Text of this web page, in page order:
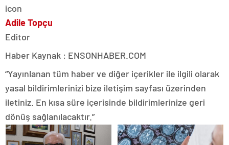
Adile Topçu
Editor
Haber Kaynak : ENSONHABER.COM
“Yayınlanan tüm haber ve diğer içerikler ile ilgili olarak
yasal bildirimlerinizi bize iletişim sayfası üzerinden
iletiniz. En kısa süre içerisinde bildirimlerinize geri
dönüş sağlanılacaktır.”